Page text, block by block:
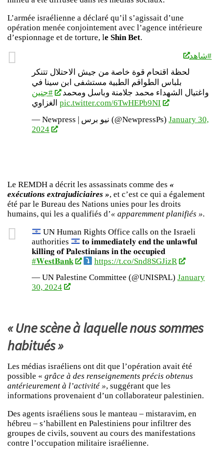
L’armée israélienne a déclaré qu’il s’agissait d’une
opération menée conjointement avec l’agence intérieure
d’espionnage et de torture, le Shin Bet.
#شاهد
لحظة اقتحام قوة خاصة من جيش الاحتلال تتنكر
بلباس الطواقم الطبية مستشفى ابن سينا في
#جنين
واغتيال الشهداء محمد جلامنة وباسل ومحمد
pic.twitter.com/6TwHEPb9NI
— Newpress | نيو برس (@NewpressPs) January 30,
2024
Le REMDH a décrit les assassinats comme des «
exécutions extrajudiciaires », et c’est ce qui a également
été par le Bureau des Nations unies pour les droits
humains, qui les a qualifiés d’« apparemment planifiés ».
UN Human Rights Office calls on the Israeli
authorities
𝐭𝐨 𝐢𝐦𝐦𝐞𝐝𝐢𝐚𝐭𝐞𝐥𝐲 𝐞𝐧𝐝 𝐭𝐡𝐞 𝐮𝐧𝐥𝐚𝐰𝐟𝐮𝐥
𝐤𝐢𝐥𝐥𝐢𝐧𝐠 𝐨𝐟 𝐏𝐚𝐥𝐞𝐬𝐭𝐢𝐧𝐢𝐚𝐧𝐬 𝐢𝐧 𝐭𝐡𝐞 𝐨𝐜𝐜𝐮𝐩𝐢𝐞𝐝
#𝐖𝐞𝐬𝐭𝐁𝐚𝐧𝐤
https://t.co/Snd8SGJizR
— UN Palestine Committee (@UNISPAL) January
30, 2024
« Une scène à laquelle nous sommes
habitués »
Les médias israéliens ont dit que l’opération avait été
possible « grâce à des renseignements précis obtenus
antérieurement à l’activité », suggérant que les
informations provenaient d’un collaborateur palestinien.
Des agents israéliens sous le manteau – mistaravim, en
hébreu – s’habillent en Palestiniens pour infiltrer des
groupes de civils, souvent au cours des manifestations
contre l’occupation militaire israélienne.